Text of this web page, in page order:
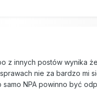
z innych postów wynika
nie za bardzo mi
samo NPA powinno być